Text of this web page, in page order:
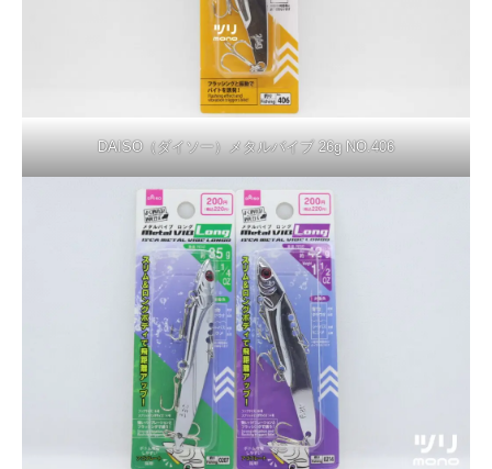
DAISO（ダイソー）メタルバイブ 26g NO.406